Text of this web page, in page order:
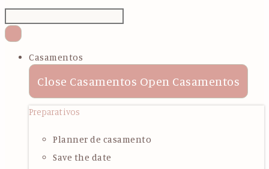
Casamentos
Close Casamentos Open Casamentos
Preparativos
Planner de casamento
Save the date